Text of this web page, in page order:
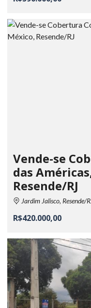
Vende-se
das
Resende/RJ
Jardim Jalisco, Resende/
R$420.000,00